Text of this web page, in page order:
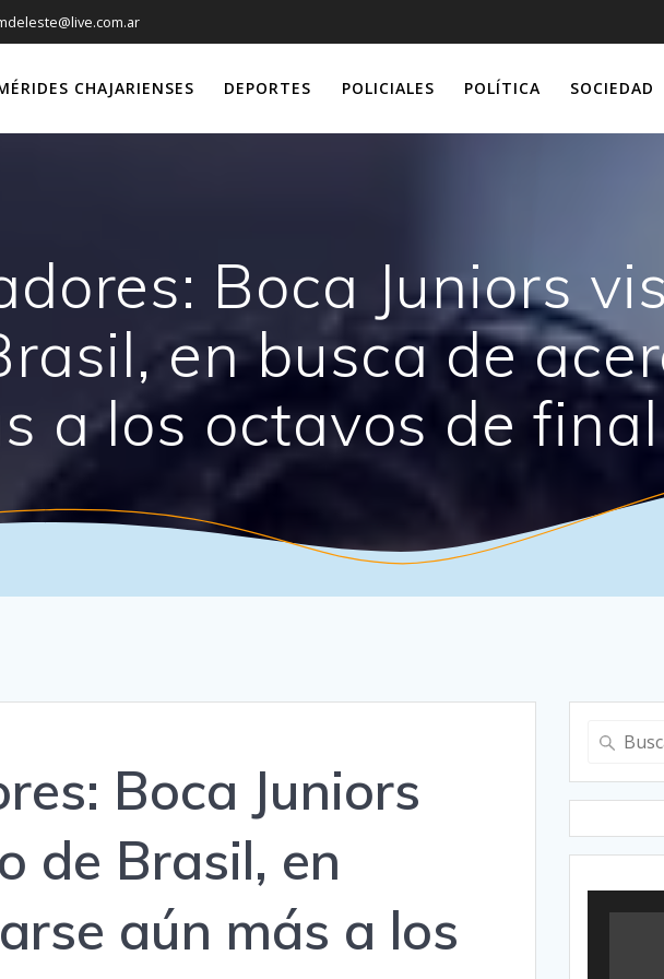
CHAJARIENSES DEPORTES POLICIALES POLÍTICA SOCIEDAD
Boca Juniors
en busca de
a los octavos de final
Boca Juniors
de Brasil, en
aún más a los
Buscar: